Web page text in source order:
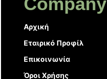
Αρχική
Εταιρικό Προφίλ
Επικοινωνία
Όροι Χρήσης